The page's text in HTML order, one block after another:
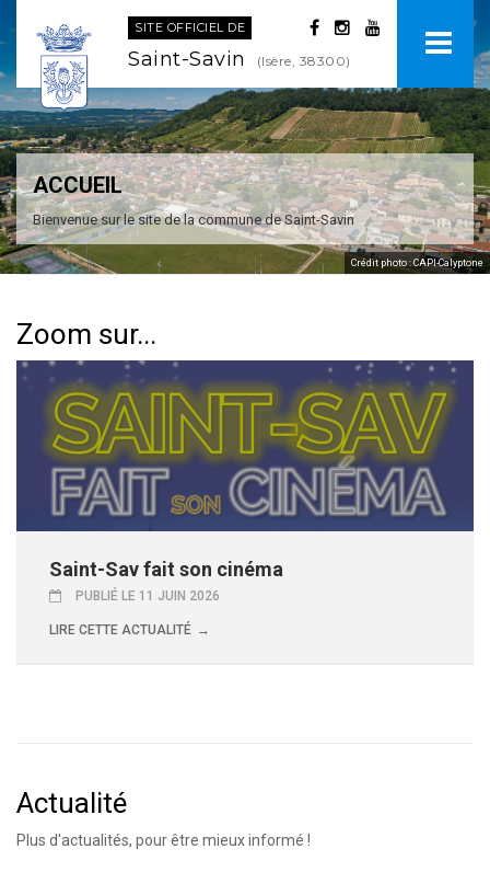
SITE OFFICIEL DE
Saint-Savin (Isère, 38300)
ACCUEIL
Bienvenue sur le site de la commune de Saint-Savin
Crédit photo : CAPI-Calyptone
Zoom sur...
Saint-Sav fait son cinéma
PUBLIÉ LE 11 JUIN 2026
LIRE CETTE ACTUALITÉ
Actualité
Plus d'actualités, pour être mieux informé !